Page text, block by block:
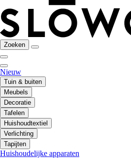
Zoeken
Nieuw
Tuin & buiten
Meubels
Decoratie
Tafelen
Huishoudtextiel
Verlichting
Tapijten
Huishoudelijke apparaten